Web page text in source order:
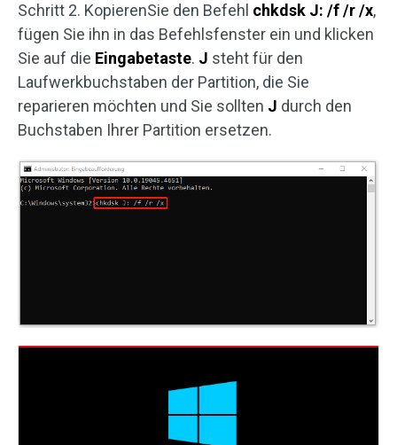
Schritt 2. KopierenSie den Befehl chkdsk J: /f /r /x,
fügen Sie ihn in das Befehlsfenster ein und klicken
Sie auf die Eingabetaste. J steht für den
Laufwerkbuchstaben der Partition, die Sie
reparieren möchten und Sie sollten J durch den
Buchstaben Ihrer Partition ersetzen.